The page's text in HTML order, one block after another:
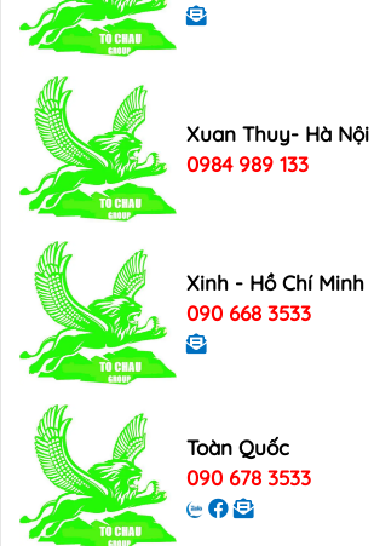
Xuan Thuy- Hà Nội
0984 989 133
Xinh - Hồ Chí Minh
090 668 3533
Toàn Quốc
090 678 3533